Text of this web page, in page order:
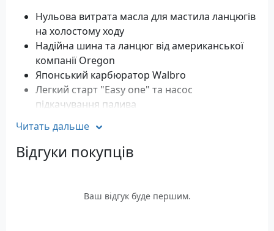
Нульова витрата масла для мастила ланцюгів
на холостому ходу
Надійна шина та ланцюг від американської
компанії Oregon
Японський карбюратор Walbro
Легкий старт "Easy one" та насос
підкачування палива
Характеристики
Тип двигуна: Бензиновий
Потужність: 1.6 - 2.2 кВт
Читать дальше
Відгуки покупців
Ваш відгук буде першим.